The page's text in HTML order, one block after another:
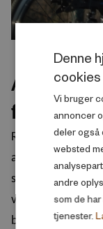
ROCKWOOL
ansøgninger til
specifikke
bæredygtighed.
Denne
cookies
Vi bruger
annoncer
deler også
websted
andre
som de
tjenester.